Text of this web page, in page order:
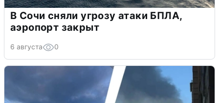
В Сочи сняли угрозу атаки БПЛА,
аэропорт закрыт
6 августа 0